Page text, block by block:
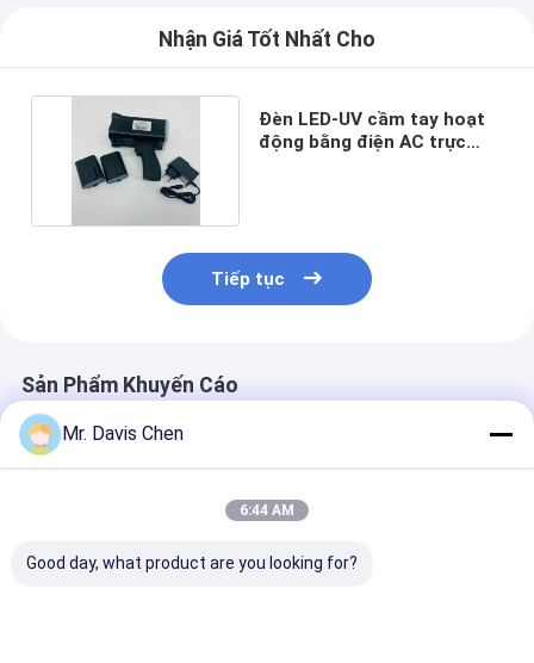
Nhận Giá Tốt Nhất Cho
Đèn LED-UV cầm tay hoạt
động bằng điện AC trực
Tiếp tục
Sản Phẩm Khuyến Cáo
Mr. Davis Chen
6:44 AM
Good day, what product are you looking for?